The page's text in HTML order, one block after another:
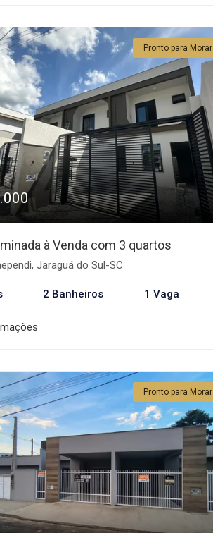
Pronto para Morar
à Venda com 3 quartos
Jaraguá do Sul-SC
2 Banheiros 1 Vaga
Pronto para Morar